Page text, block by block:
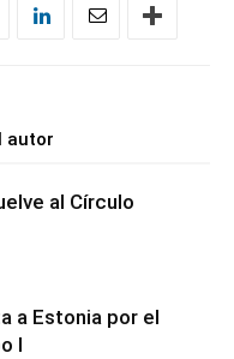
autor
al Círculo
a Estonia por el
I